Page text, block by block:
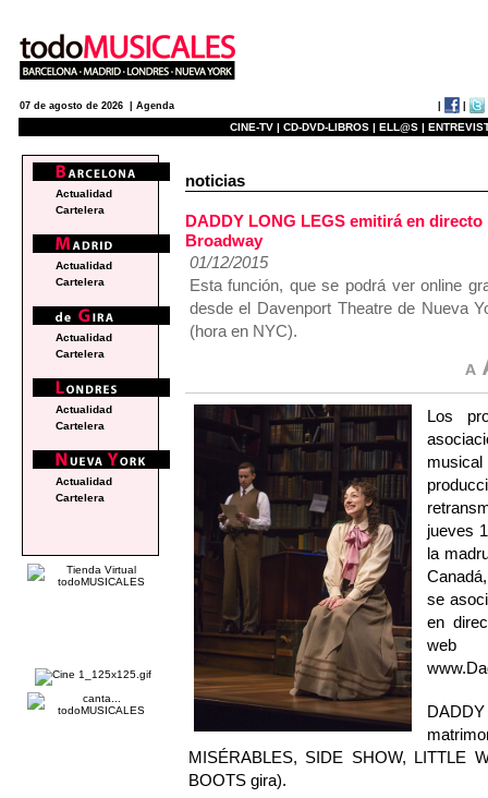
07 de agosto de 2026 | Agenda
CINE-TV | CD-DVD-LIBROS | ELL@S |
noticias
DADDY LONG LEGS emitirá en
Broadway
01/12/2015
Esta función, que se podrá ver online
desde el Davenport Theatre de Nueva
(hora en NYC).
Los
jueves
la
se
en
MISÉRABLES, SIDE SHOW, LITTLE
BOOTS gira).
Actualidad
Cartelera
Actualidad
Cartelera
Actualidad
Cartelera
Actualidad
Cartelera
Actualidad
Cartelera